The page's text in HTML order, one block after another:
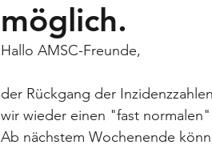
möglich.
Hallo AMSC-Freunde,
der Rückgang der
wir wieder einen "fast
Ab nächstem Wochenende